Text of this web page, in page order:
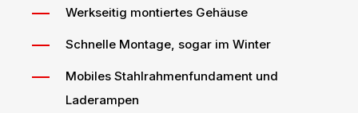
Werkseitig montiertes Gehäuse
Schnelle Montage, sogar im Winter
Mobiles Stahlrahmenfundament und
Laderampen